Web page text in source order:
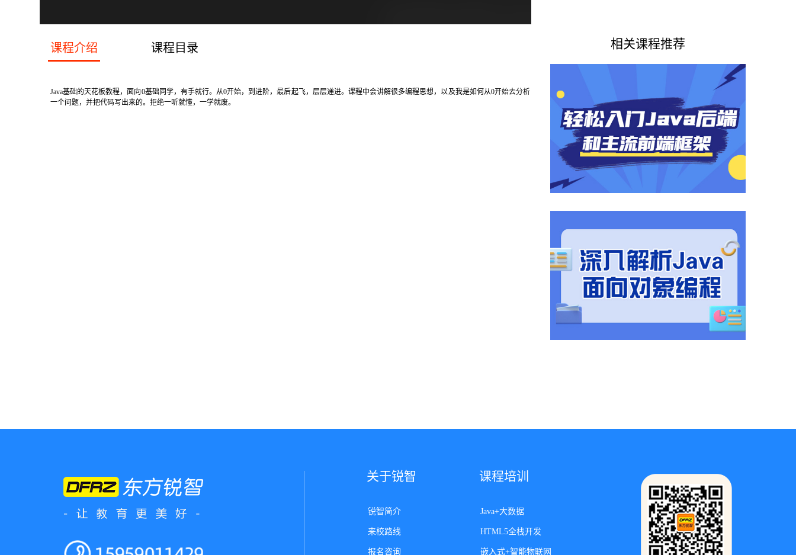
课程介绍 课程目录
Java基础的天花板教程，面向0基础同学，有手就行。从0开始，到进阶，最后起飞，层层递进。课程中会讲解很多编程思想，以及我是如何从0开始去分析
一个问题，并把代码写出来的。拒绝一听就懂，一学就废。
相关课程推荐
关于锐智
锐智简介
来校路线
报名咨询
课程培训
Java+大数据
HTML5全栈开发
嵌入式+智能物联网